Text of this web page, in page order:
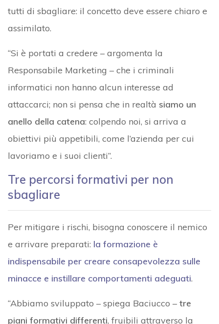
tutti di sbagliare: il concetto deve essere chiaro e
assimilato.
“Si è portati a credere – argomenta la
Responsabile Marketing – che i criminali
informatici non hanno alcun interesse ad
attaccarci; non si pensa che in realtà siamo un
anello della catena: colpendo noi, si arriva a
obiettivi più appetibili, come l’azienda per cui
lavoriamo e i suoi clienti”.
Tre percorsi formativi per non
sbagliare
Per mitigare i rischi, bisogna conoscere il nemico
e arrivare preparati: la formazione è
indispensabile per creare consapevolezza sulle
minacce e instillare comportamenti adeguati.
“Abbiamo sviluppato – spiega Baciucco – tre
piani formativi differenti, fruibili attraverso la